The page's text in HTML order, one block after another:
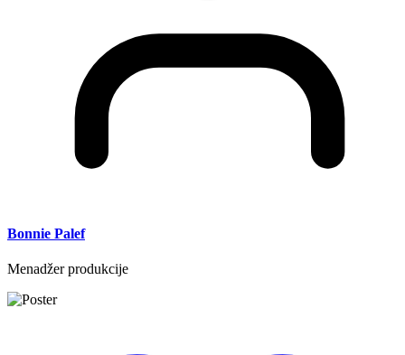
Bonnie Palef
Menadžer produkcije